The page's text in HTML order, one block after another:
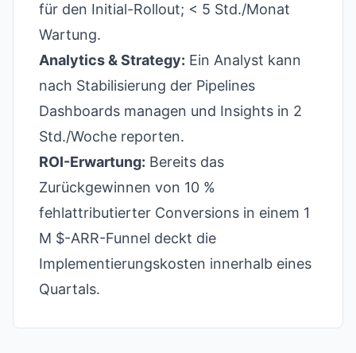
für den Initial-Rollout; < 5 Std./Monat
Wartung.
Analytics & Strategy: Ein Analyst kann
nach Stabilisierung der Pipelines
Dashboards managen und Insights in 2
Std./Woche reporten.
ROI-Erwartung: Bereits das
Zurückgewinnen von 10 %
fehlattributierter Conversions in einem 1
M $-ARR-Funnel deckt die
Implementierungskosten innerhalb eines
Quartals.